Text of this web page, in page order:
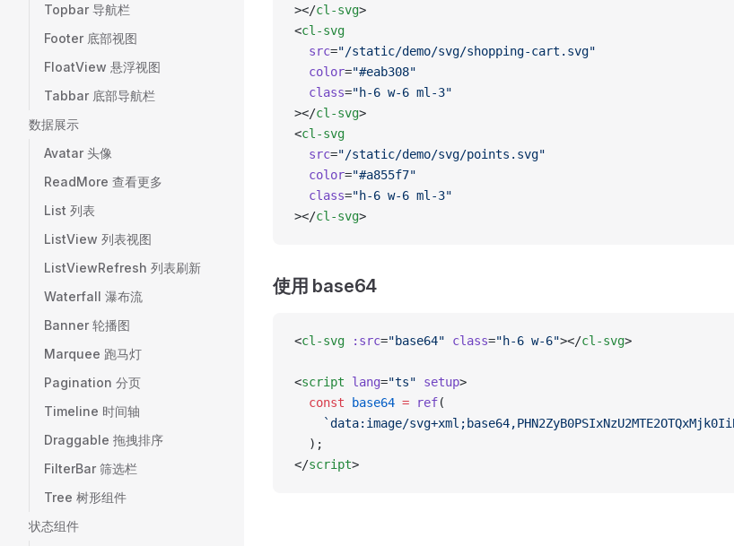
Topbar 导航栏
Footer 底部视图
FloatView 悬浮视图
Tabbar 底部导航栏
数据展示
Avatar 头像
ReadMore 查看更多
List 列表
ListView 列表视图
ListViewRefresh 列表刷新
Waterfall 瀑布流
Banner 轮播图
Marquee 跑马灯
Pagination 分页
Timeline 时间轴
Draggable 拖拽排序
FilterBar 筛选栏
Tree 树形组件
状态组件
></cl-svg>
<cl-svg
  src
="/static/demo/svg/shopping-cart.svg"
  color
="#eab308"
  class
="h-6 w-6 ml-3"
></cl-svg>
<cl-svg
  src
="/static/demo/svg/points.svg"
  color
="#a855f7"
  class
="h-6 w-6 ml-3"
></cl-svg>
使用 base64
<cl-svg :src="base64" class="h-6 w-6"></cl-svg>
<script lang="ts" setup>
  const
base64 = ref(
`data:image/
  );
</script>